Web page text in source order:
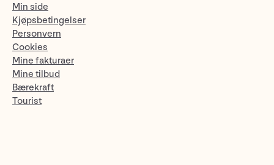
Min side
Kjøpsbetingelser
Personvern
Cookies
Mine fakturaer
Mine tilbud
Bærekraft
Tourist